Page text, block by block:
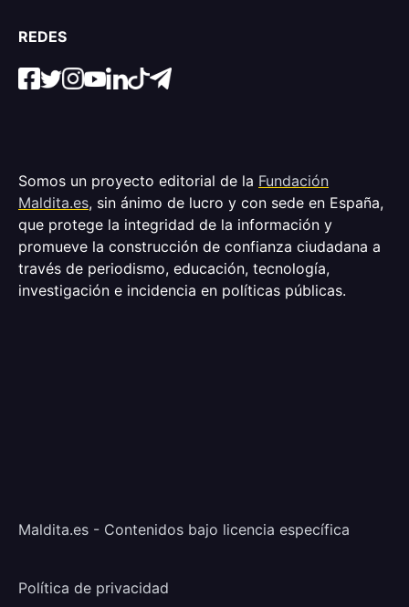
REDES
Somos un proyecto editorial de la Fundación
Maldita.es, sin ánimo de lucro y con sede en España,
que protege la integridad de la información y
promueve la construcción de confianza ciudadana a
través de periodismo, educación, tecnología,
investigación e incidencia en políticas públicas.
Maldita.es - Contenidos bajo licencia específica
Política de privacidad